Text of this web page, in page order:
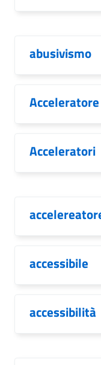
abusivismo
Acceleratore
Acceleratori
accessibile
accessibilità